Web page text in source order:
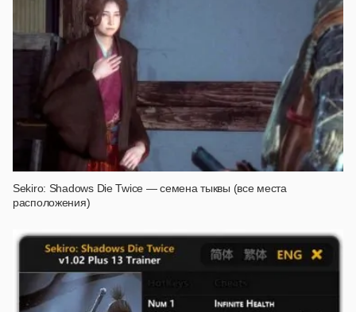
Sekiro: Shadows Die Twice — семена тыквы (все места
расположения)